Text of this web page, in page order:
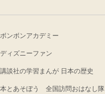
ボンボンアカデミー
ディズニーファン
講談社の学習まんが 日本の歴史
本とあそぼう 全国訪問おはなし隊